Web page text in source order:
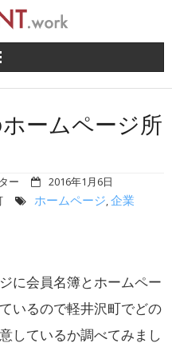
ームページ所
ー
2016年1月6日
ホームページ,企業
に会員名簿とホームペー
いるので軽井沢町でどの
しているか調べてみまし